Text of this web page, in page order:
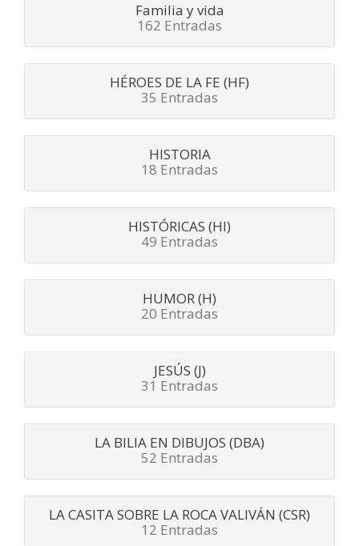
Familia y vida
162 Entradas
HÉROES DE LA FE (HF)
35 Entradas
HISTORIA
18 Entradas
HISTÓRICAS (HI)
49 Entradas
HUMOR (H)
20 Entradas
JESÚS (J)
31 Entradas
LA BILIA EN DIBUJOS (DBA)
52 Entradas
LA CASITA SOBRE LA ROCA VALIVÁN (CSR)
12 Entradas